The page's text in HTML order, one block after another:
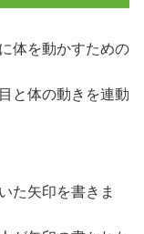
体を動かすための
と体の動きを連動
た矢印を書きま